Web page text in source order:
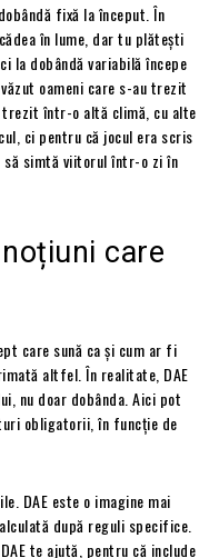
fixă la început. În
în lume, dar tu plătești
la dobândă variabilă începe
oameni care s-au trezit
într-o altă climă, cu alte
ci pentru că jocul era scris
să simtă viitorul într-o zi în
care
care sună ca și cum ar fi
altfel. În realitate, DAE
nu doar dobânda. Aici pot
obligatorii, în funcție de
DAE este o imagine mai
după reguli specifice.
te ajută, pentru că include